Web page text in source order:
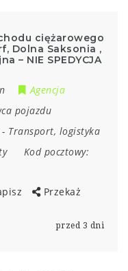
ciężarowego
Dolna Saksonia ,
– NIE SPEDYCJA
Agencja
pojazdu
- Transport, logistyka
Kod pocztowy:
Przekaż
przed 3 dni